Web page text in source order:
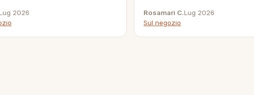
2026
Rosamari C.Lug 2026
Sul negozio